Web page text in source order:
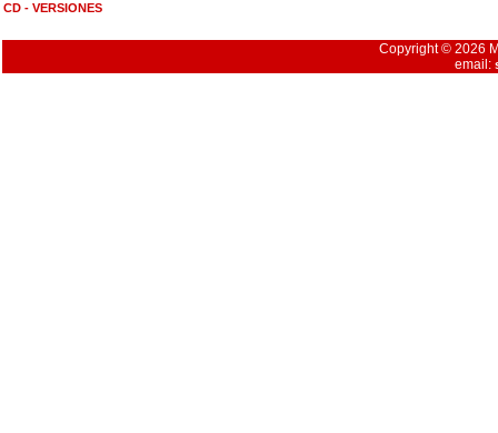
CD - VERSIONES
Copyright © 2026
email: